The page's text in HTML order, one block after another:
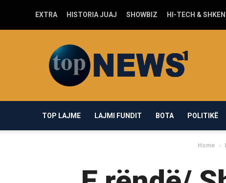
EXTRA HISTORIA JUAJ SHOWBIZ HI-TECH &
news1.com
TOP LAJME LAJMI FUNDIT BOTA POLITIKË
Home